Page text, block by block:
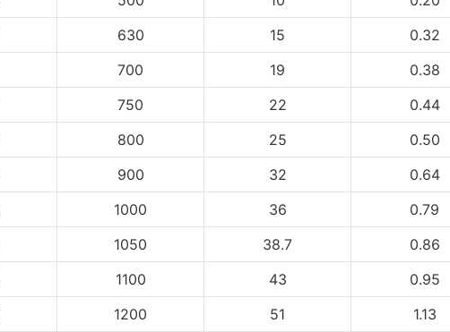
630 15 0.32
700 19 0.38
750 22 0.44
800 25 0.50
900 32 0.64
1000 36 0.79
1050 38.7 0.86
1100 43 0.95
1200 51 1.13